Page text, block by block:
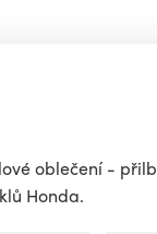
oblečení -
Honda.